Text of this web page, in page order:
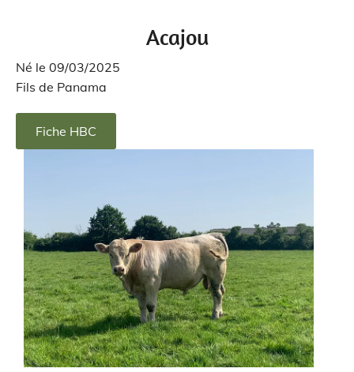
Acajou
Né le 09/03/2025
Fils de Panama
Fiche HBC